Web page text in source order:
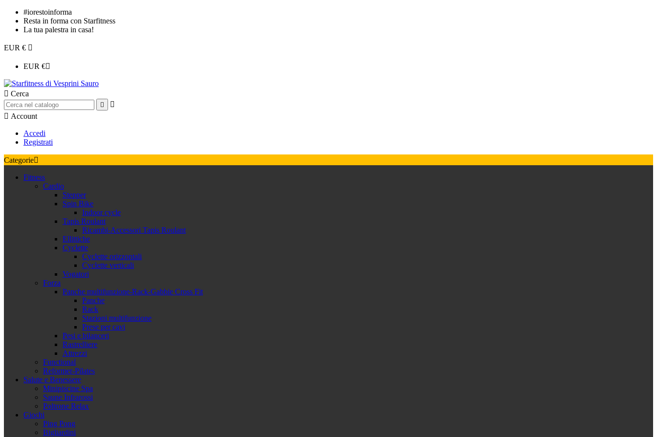
#iorestoinforma
Resta in forma con Starfitness
La tua palestra in casa!
EUR € 
EUR €
 Cerca


 Account
Accedi
Registrati
Categorie
Fitness
Cardio
Stepper
Spin Bike
Indoor cycle
Tapis Roulant
Ricambi-Accessori Tapis Roulant
Ellittiche
Cyclette
Cyclette orizzontali
Cyclette verticali
Vogatori
Forza
Panche multifunzione-Rack-Gabbie Cross Fit
Panche
Rack
Stazioni multifunzione
Prese per cavi
Pesi e bilanceri
Rastrelliere
Attrezzi
Functional
Reformer-Pilates
Salute e Benessere
Minipiscine Spa
Saune Infrarossi
Poltrone Relax
Giochi
Ping Pong
Bigliardini